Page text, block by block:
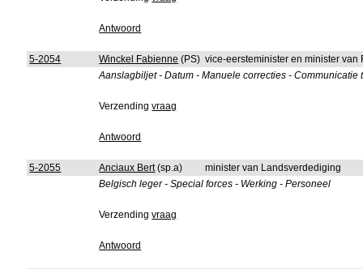
Antwoord
5-2054 Winckel Fabienne (PS) vice-eersteminister en minister
Aanslagbiljet - Datum - Manuele correcties -
Verzendingvraag
Antwoord
5-2055 Anciaux Bert(sp.a)
minister van Landsverdediging
Belgisch leger - Special forces - Werking - Personeel
Verzendingvraag
Antwoord